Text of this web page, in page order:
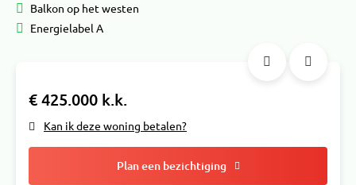
Balkon op het westen
Energielabel A
€ 425.000 k.k.
Kan ik deze woning betalen?
Plan een bezichtiging